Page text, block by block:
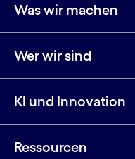
Was wir machen
Wer wir sind
KI und Innovation
Ressourcen